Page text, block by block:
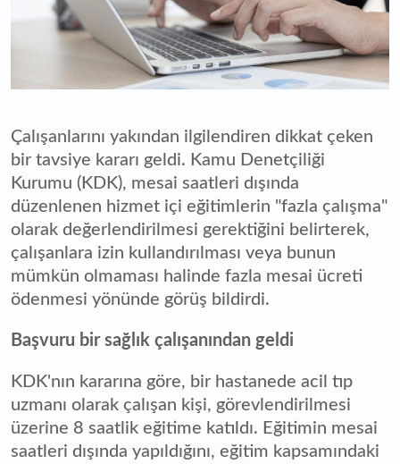
Çalışanlarını yakından ilgilendiren dikkat çeken
bir tavsiye kararı geldi. Kamu Denetçiliği
Kurumu (KDK), mesai saatleri dışında
düzenlenen hizmet içi eğitimlerin "fazla çalışma"
olarak değerlendirilmesi gerektiğini belirterek,
çalışanlara izin kullandırılması veya bunun
mümkün olmaması halinde fazla mesai ücreti
ödenmesi yönünde görüş bildirdi.
Başvuru bir sağlık çalışanından geldi
KDK'nın kararına göre, bir hastanede acil tıp
uzmanı olarak çalışan kişi, görevlendirilmesi
üzerine 8 saatlik eğitime katıldı. Eğitimin mesai
saatleri dışında yapıldığını, eğitim kapsamındaki